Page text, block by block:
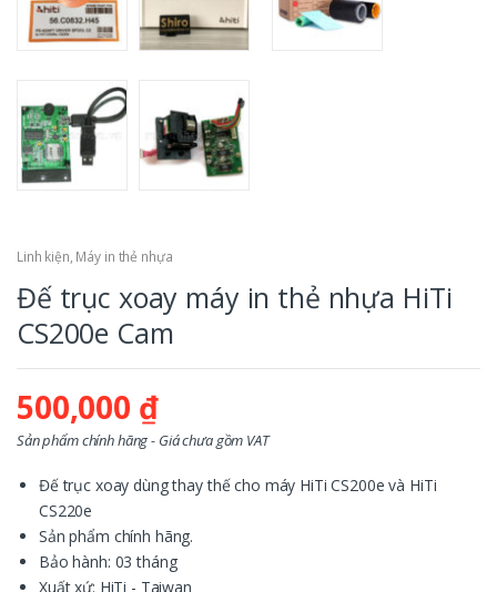
Linh kiện, Máy in thẻ nhựa
Đế trục xoay máy in thẻ nhựa HiTi
CS200e Cam
500,000 ₫
Sản phẩm chính hãng - Giá chưa gồm VAT
Đế trục xoay dùng thay thế cho máy HiTi CS200e và HiTi
CS220e
Sản phẩm chính hãng.
Bảo hành: 03 tháng
Xuất xứ: HiTi - Taiwan